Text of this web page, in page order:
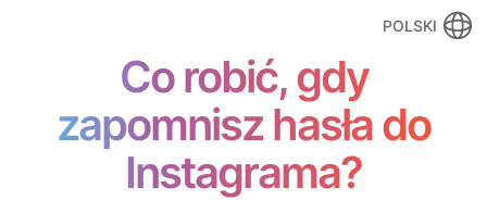
POLSKI
Co robić, gdy
zapomnisz hasła do
Instagrama?